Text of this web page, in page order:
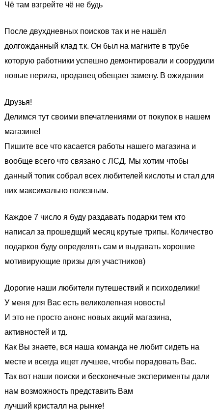
Чё там взгрейте чё не будь
После двухдневных поисков так и не нашёл
долгожданный клад т.к. Он был на магните в трубе
которую работники успешно демонтировали и соорудили
новые перила, продавец обещает замену. В ожидании
Друзья!
Делимся тут своими впечатлениями от покупок в нашем
магазине!
Пишите все что касается работы нашего магазина и
вообще всего что связано с ЛСД. Мы хотим чтобы
данный топик собрал всех любителей кислоты и стал для
них максимально полезным.
Каждое 7 число я буду раздавать подарки тем кто
написал за прошедщий месяц крутые трипы. Количество
подарков буду определять сам и выдавать хорошие
мотивирующие призы для участников)
Дорогие наши любители путешествий и психоделики!
У меня для Вас есть великолепная новость!
И это не просто анонс новых акций магазина,
активностей и тд.
Как Вы знаете, вся наша команда не любит сидеть на
месте и всегда ищет лучшее, чтобы порадовать Вас.
Так вот наши поиски и бесконечные эксперименты дали
нам возможность представить Вам
лучший кристалл на рынке!